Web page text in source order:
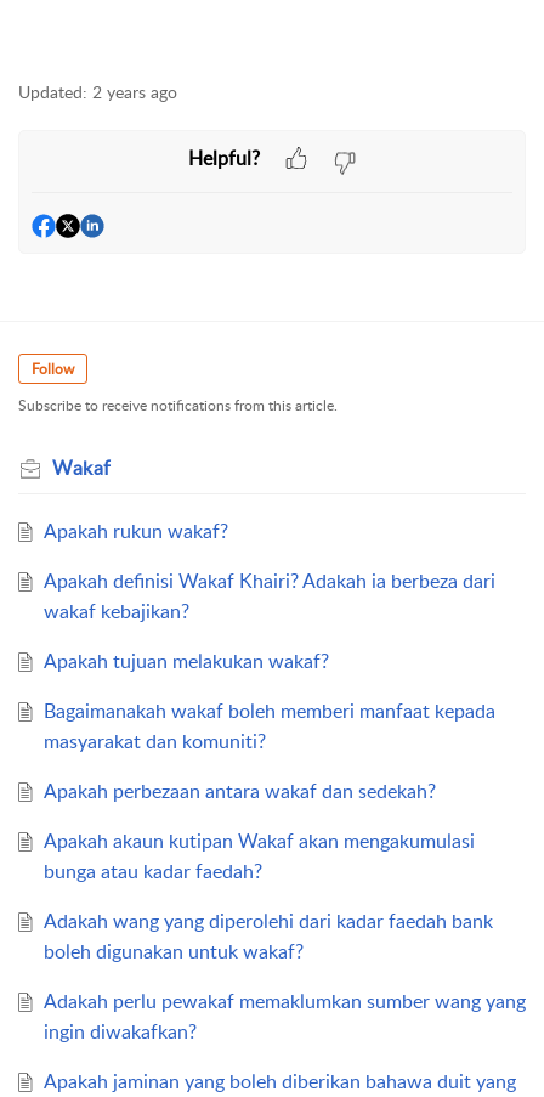
Updated: 2 years ago
Helpful?
Follow
Subscribe to receive notifications from this article.
Wakaf
Apakah rukun wakaf?
Apakah definisi Wakaf Khairi? Adakah ia berbeza dari
wakaf kebajikan?
Apakah tujuan melakukan wakaf?
Bagaimanakah wakaf boleh memberi manfaat kepada
masyarakat dan komuniti?
Apakah perbezaan antara wakaf dan sedekah?
Apakah akaun kutipan Wakaf akan mengakumulasi
bunga atau kadar faedah?
Adakah wang yang diperolehi dari kadar faedah bank
boleh digunakan untuk wakaf?
Adakah perlu pewakaf memaklumkan sumber wang yang
ingin diwakafkan?
Apakah jaminan yang boleh diberikan bahawa duit yang